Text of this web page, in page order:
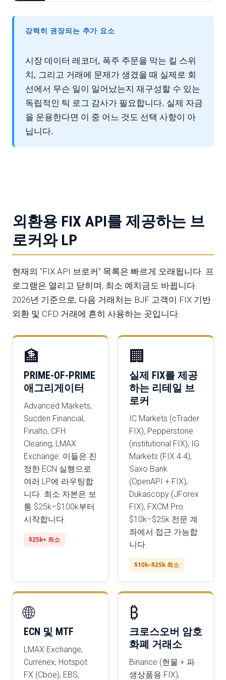
강력히 권장되는 추가 요소
시장 데이터 레코더, 폭주 주문을 막는 킬 스위
치, 그리고 거래에 문제가 생겼을 때 실제로 회
선에서 무슨 일이 일어났는지 재구성할 수 있는
독립적인 틱 로그 감사가 필요합니다. 실제 자금
을 운용한다면 이 중 어느 것도 선택 사항이 아
닙니다.
외환용 FIX API를 제공하는 브
로커와 LP
현재의 “FIX API 브로커” 목록은 빠르게 오래됩니다. 프
로그램은 열리고 닫히며, 최소 예치금도 바뀝니다.
2026년 기준으로, 다음 거래처는 BJF 고객이 FIX 기반
외환 및 CFD 거래에 흔히 사용하는 곳입니다.
🏦
PRIME-OF-PRIME
애그리게이터
Advanced Markets,
Sucden Financial,
Finalto, CFH
Clearing, LMAX
Exchange. 이들은 진
정한 ECN 실행으로
여러 LP에 라우팅합
니다. 최소 자본은 보
통 $25k–$100k부터
시작합니다.
$25k+ 최소
🏢
실제 FIX를 제공
하는 리테일 브
로커
IC Markets (cTrader
FIX), Pepperstone
(institutional FIX), IG
Markets (FIX 4.4),
Saxo Bank
(OpenAPI + FIX),
Dukascopy (JForex
FIX), FXCM Pro.
$10k–$25k 전문 계
좌에서 접근 가능합
니다.
$10k–$25k 최소
🌐
ECN 및 MTF
LMAX Exchange,
Currenex, Hotspot
FX (Cboe), EBS,
₿
크로스오버 암호
화폐 거래소
Binance (현물 + 파
생상품용 FIX),